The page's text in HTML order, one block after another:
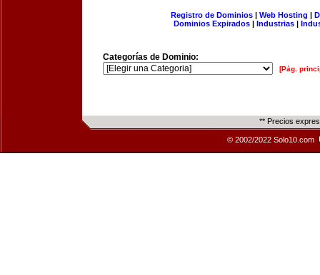
Registro de Dominios| Web Hosting |
Dominios Expirados | Industrias |
Categorías de Dominio:
[Pág.
** Precios
© 2002/2022 Solo10.com